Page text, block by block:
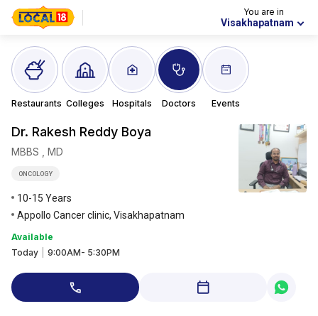
You are in
Visakhapatnam
Restaurants Colleges Hospitals Doctors Events
Dr. Rakesh Reddy Boya
MBBS , MD
ONCOLOGY
10-15 Years
Appollo Cancer clinic, Visakhapatnam
Available
Today
9:00AM- 5:30PM